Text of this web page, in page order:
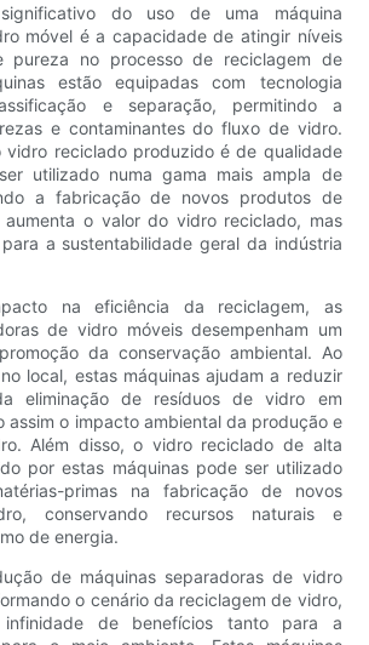
do uso de uma máquina
móvel é a capacidade de atingir níveis
pureza no processo de reciclagem de
estão equipadas com tecnologia
e separação, permitindo a
e contaminantes do fluxo de vidro.
vidro reciclado produzido é de qualidade
utilizado numa gama mais ampla de
a fabricação de novos produtos de
o valor do vidro reciclado, mas
a sustentabilidade geral da indústria
na eficiência da reciclagem, as
de vidro móveis desempenham um
da conservação ambiental. Ao
local, estas máquinas ajudam a reduzir
eliminação de resíduos de vidro em
assim o impacto ambiental da produção e
Além disso, o vidro reciclado de alta
por estas máquinas pode ser utilizado
primas na fabricação de novos
conservando recursos naturais e
de energia.
de máquinas separadoras de vidro
o cenário da reciclagem de vidro,
infinidade de benefícios tanto para a